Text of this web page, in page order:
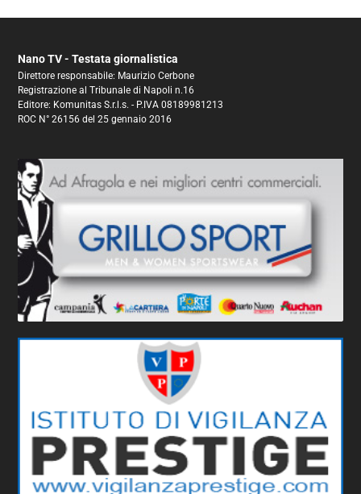
Nano TV - Testata giornalistica
Direttore responsabile: Maurizio Cerbone
Registrazione al Tribunale di Napoli n.16
Editore: Komunitas S.r.l.s. - P.IVA 08189981213
ROC N° 26156 del 25 gennaio 2016